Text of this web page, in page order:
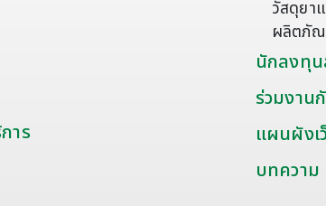
าร
วัสดุยา
ผลิตภัณ
นักลงทุ
ร่วมงาน
แผนผังเ
บทความ